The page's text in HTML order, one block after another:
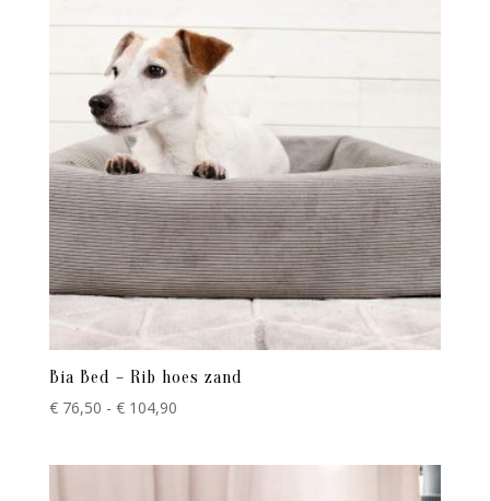
Bia Bed – Rib hoes zand
€76,50 - €104,90Prijsklasse: